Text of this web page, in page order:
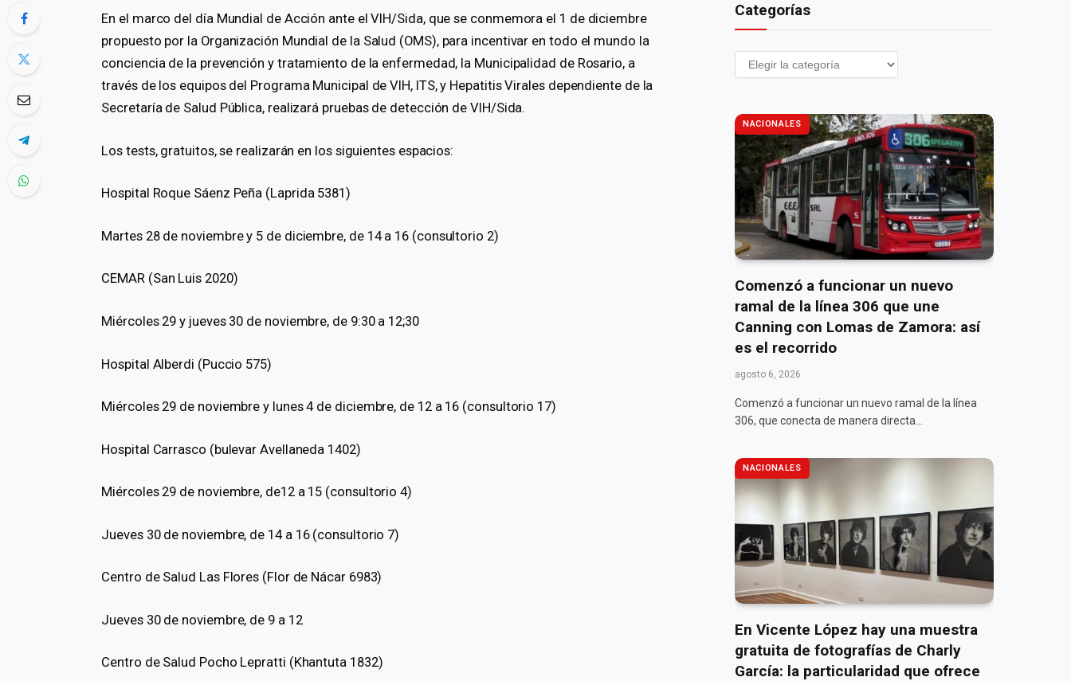
En el marco del día Mundial de Acción ante el VIH/Sida, que se conmemora el 1 de diciembre
propuesto por la Organización Mundial de la Salud (OMS), para incentivar en todo el mundo la
conciencia de la prevención y tratamiento de la enfermedad, la Municipalidad de Rosario, a
través de los equipos del Programa Municipal de VIH, ITS, y Hepatitis Virales dependiente de la
Secretaría de Salud Pública, realizará pruebas de detección de VIH/Sida.
Los tests, gratuitos, se realizarán en los siguientes espacios:
Hospital Roque Sáenz Peña (Laprida 5381)
Martes 28 de noviembre y 5 de diciembre, de 14 a 16 (consultorio 2)
CEMAR (San Luis 2020)
Miércoles 29 y jueves 30 de noviembre, de 9:30 a 12;30
Hospital Alberdi (Puccio 575)
Miércoles 29 de noviembre y lunes 4 de diciembre, de 12 a 16 (consultorio 17)
Hospital Carrasco (bulevar Avellaneda 1402)
Miércoles 29 de noviembre, de12 a 15 (consultorio 4)
Jueves 30 de noviembre, de 14 a 16 (consultorio 7)
Centro de Salud Las Flores (Flor de Nácar 6983)
Jueves 30 de noviembre, de 9 a 12
Centro de Salud Pocho Lepratti (Khantuta 1832)
Categorías
NACIONALES
Comenzó a funcionar un nuevo
ramal de la línea 306 que une
Canning con Lomas de Zamora: así
es el recorrido
agosto 6, 2026
Comenzó a funcionar un nuevo ramal de la línea
306, que conecta de manera directa…
NACIONALES
En Vicente López hay una muestra
gratuita de fotografías de Charly
García: la particularidad que ofrece